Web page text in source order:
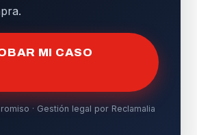
MI CASO
· Gestión legal por Reclamalia